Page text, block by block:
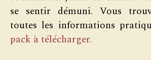
se sentir démuni. Vous
toutes les informations
pack à télécharger.